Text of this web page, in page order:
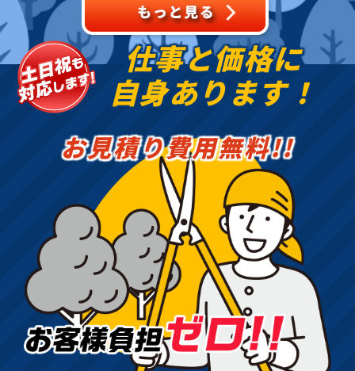
仕事と価格に
自身あります！
お見積り費用無料!!